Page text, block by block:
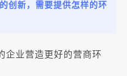
创新，需要提供怎样的环
企业营造更好的营商环